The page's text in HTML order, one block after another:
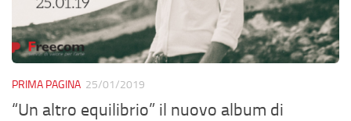
PRIMA PAGINA 25/01/2019
“Un altro equilibrio” il nuovo album di